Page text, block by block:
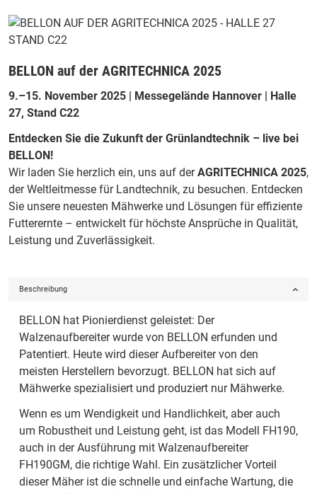
BELLON auf der AGRITECHNICA 2025
9.–15. November 2025 | Messegelände Hannover | Halle
27, Stand C22
Entdecken Sie die Zukunft der Grünlandtechnik – live bei
BELLON!
Wir laden Sie herzlich ein, uns auf derAGRITECHNICA 2025,
der Weltleitmesse für Landtechnik, zu besuchen. Entdecken
Sie unsere neuesten Mähwerke und Lösungen für effiziente
Futterernte – entwickelt für höchste Ansprüche in Qualität,
Leistung und Zuverlässigkeit.
Beschreibung
BELLON hat Pionierdienst geleistet: Der
Walzenaufbereiter wurde von BELLON erfunden und
Patentiert. Heute wird dieser Aufbereiter von den
meisten Herstellern bevorzugt. BELLON hat sich auf
Mähwerke spezialisiert und produziert nur Mähwerke.
Wenn es um Wendigkeit und Handlichkeit, aber auch
um Robustheit und Leistung geht, ist das Modell FH190,
auch in der Ausführung mit Walzenaufbereiter
FH190GM, die richtige Wahl. Ein zusätzlicher Vorteil
dieser Mäher ist die schnelle und einfache Wartung, die